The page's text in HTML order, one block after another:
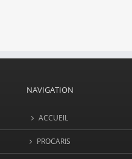
NAVIGATION
ACCUEIL
PROCARIS